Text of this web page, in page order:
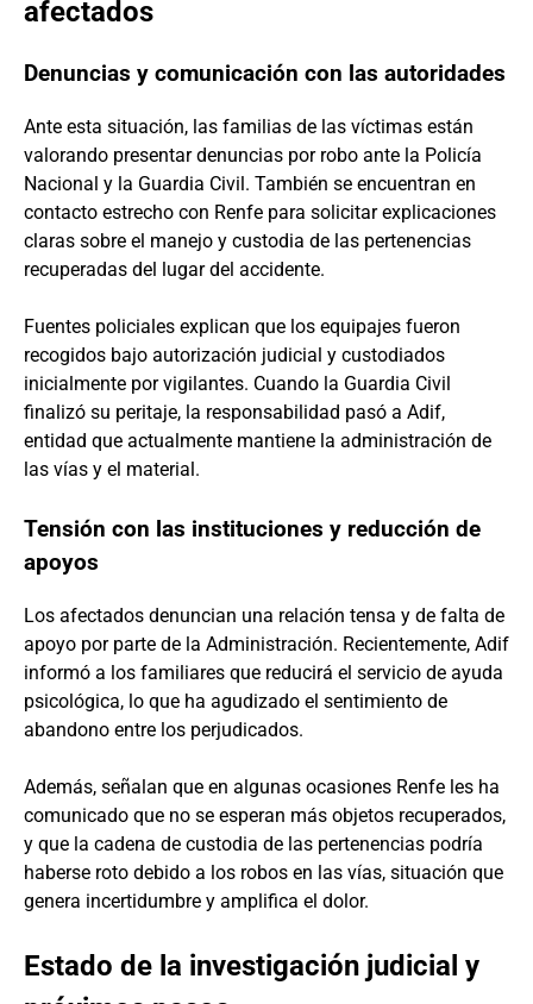
afectados
Denuncias y comunicación con las autoridades
Ante esta situación, las familias de las víctimas están
valorando presentar denuncias por robo ante la Policía
Nacional y la Guardia Civil. También se encuentran en
contacto estrecho con Renfe para solicitar explicaciones
claras sobre el manejo y custodia de las pertenencias
recuperadas del lugar del accidente.
Fuentes policiales explican que los equipajes fueron
recogidos bajo autorización judicial y custodiados
inicialmente por vigilantes. Cuando la Guardia Civil
finalizó su peritaje, la responsabilidad pasó a Adif,
entidad que actualmente mantiene la administración de
las vías y el material.
Tensión con las instituciones y reducción de
apoyos
Los afectados denuncian una relación tensa y de falta de
apoyo por parte de la Administración. Recientemente, Adif
informó a los familiares que reducirá el servicio de ayuda
psicológica, lo que ha agudizado el sentimiento de
abandono entre los perjudicados.
Además, señalan que en algunas ocasiones Renfe les ha
comunicado que no se esperan más objetos recuperados,
y que la cadena de custodia de las pertenencias podría
haberse roto debido a los robos en las vías, situación que
genera incertidumbre y amplifica el dolor.
Estado de la investigación judicial y